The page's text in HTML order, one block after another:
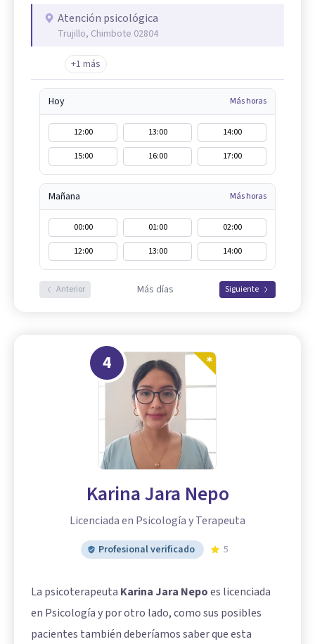
Atención psicológica
Trujillo, Chimbote 02804
+1 más
Hoy Más horas
12:00 13:00
14:00
15:00
16:00 17:00
Mañana Más horas
00:00 01:00
02:00
12:00
13:00 14:00
Anterior Más días Siguiente
4
Karina Jara Nepo
Licenciada en Psicología y Terapeuta
Profesional verificado 5
La psicoterapeuta Karina Jara Nepoes licenciada
en Psicología y por otro lado, como sus posibles
pacientes también deberíamos saber que esta